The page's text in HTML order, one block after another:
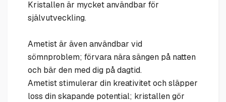
Kristallen är mycket användbar för
självutveckling.
Ametist är även användbar vid
sömnproblem; förvara nära sängen på natten
och bär den med dig på dagtid.
Ametist stimulerar din kreativitet och släpper
loss din skapande potential; kristallen gör